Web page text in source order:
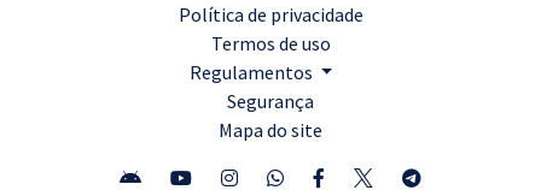
Política de privacidade
Termos de uso
Regulamentos
Segurança
Mapa do site